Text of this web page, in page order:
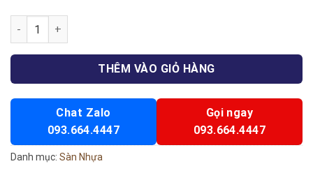
Sàn gỗ nhựa ngoài trời 23 số lượng
THÊM VÀO GIỎ HÀNG
Chat Zalo
093.664.4447
Gọi ngay
093.664.4447
Danh mục: Sàn Nhựa